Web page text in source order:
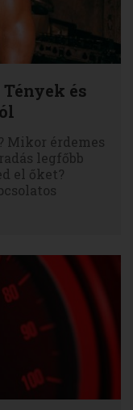
és
érdemes
legfőbb
el őket?